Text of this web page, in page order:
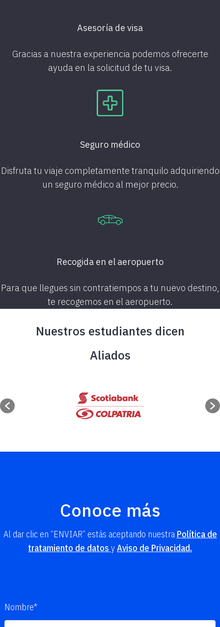
Asesoría de visa
Gracias a nuestra experiencia podemos ofrecerte
ayuda en la solicitud de tu visa.
Seguro médico
Disfruta tu viaje completamente tranquilo adquiriendo
un seguro médico al mejor precio.
Recogida en el aeropuerto
Para que llegues sin contratiempos a tu nuevo destino,
te recogemos en el aeropuerto.
Nuestros estudiantes dicen
Aliados
Conoce más
Al dar clic en “ENVIAR” estás aceptando nuestra Política de
tratamiento de datos yAviso de Privacidad.
Nombre*